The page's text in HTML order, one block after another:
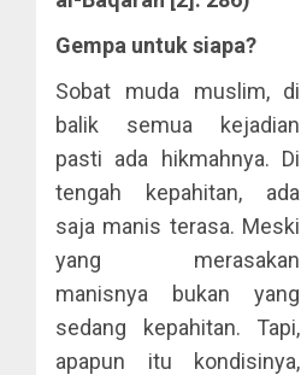
Gempa untuk siapa?
Sobat muda muslim, di
balik semua kejadian
pasti ada hikmahnya. Di
tengah kepahitan, ada
saja manis terasa. Meski
yang merasakan
manisnya bukan yang
sedang kepahitan. Tapi,
apapun itu kondisinya,